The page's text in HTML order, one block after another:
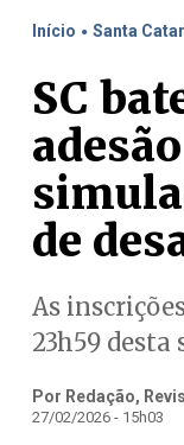
Início . Santa
SC
de
As
23h59 desta
Por Redação,
27/02/2026 - 15h03